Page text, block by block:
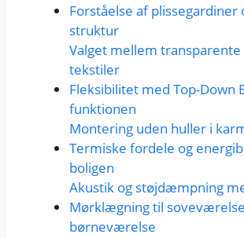
Forståelse af plissegardiner
struktur
Valget mellem
tekstiler
Fleksibilitet med Top-Down
funktionen
Montering uden huller i
Termiske fordele og
boligen
Akustik og støjdæmpning
Mørklægning til
børneværelse